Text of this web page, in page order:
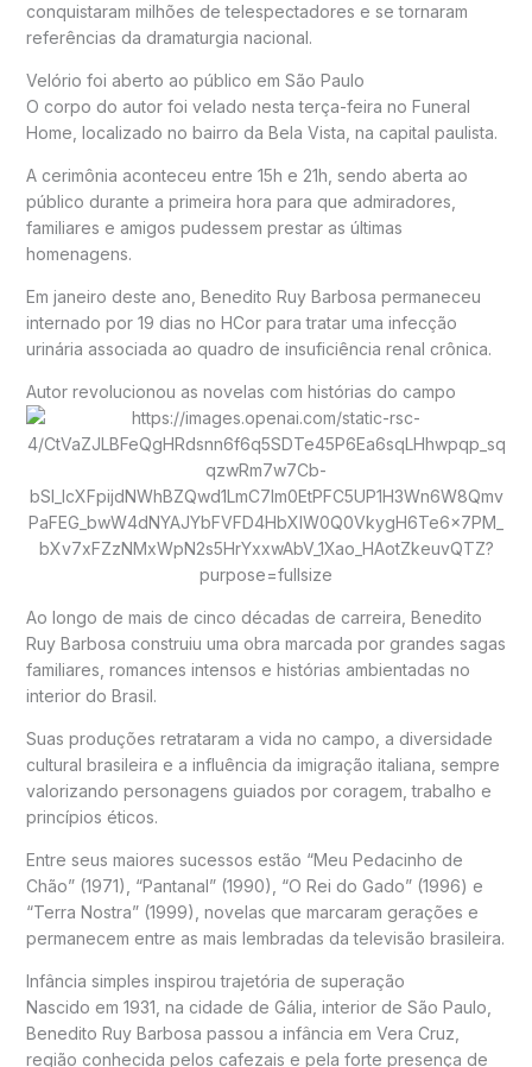
conquistaram milhões de telespectadores e se tornaram
referências da dramaturgia nacional.
Velório foi aberto ao público em São Paulo
O corpo do autor foi velado nesta terça-feira no Funeral
Home, localizado no bairro da Bela Vista, na capital paulista.
A cerimônia aconteceu entre 15h e 21h, sendo aberta ao
público durante a primeira hora para que admiradores,
familiares e amigos pudessem prestar as últimas
homenagens.
Em janeiro deste ano, Benedito Ruy Barbosa permaneceu
internado por 19 dias no HCor para tratar uma infecção
urinária associada ao quadro de insuficiência renal crônica.
Autor revolucionou as novelas com histórias do campo
Ao longo de mais de cinco décadas de carreira, Benedito
Ruy Barbosa construiu uma obra marcada por grandes sagas
familiares, romances intensos e histórias ambientadas no
interior do Brasil.
Suas produções retrataram a vida no campo, a diversidade
cultural brasileira e a influência da imigração italiana, sempre
valorizando personagens guiados por coragem, trabalho e
princípios éticos.
Entre seus maiores sucessos estão “Meu Pedacinho de
Chão” (1971), “Pantanal” (1990), “O Rei do Gado” (1996) e
“Terra Nostra” (1999), novelas que marcaram gerações e
permanecem entre as mais lembradas da televisão brasileira.
Infância simples inspirou trajetória de superação
Nascido em 1931, na cidade de Gália, interior de São Paulo,
Benedito Ruy Barbosa passou a infância em Vera Cruz,
região conhecida pelos cafezais e pela forte presença de